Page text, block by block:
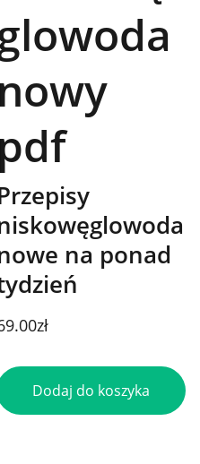
nowy
pdf
na ponad
Dodaj do koszyka